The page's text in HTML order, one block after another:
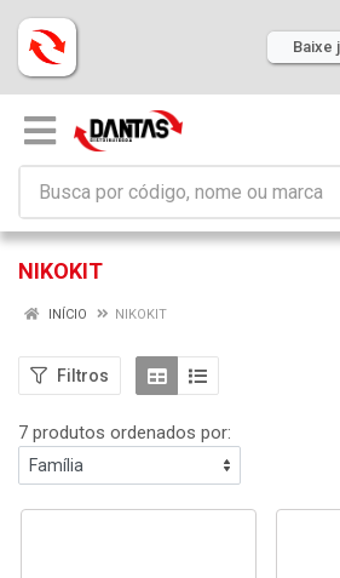
Baixe
NIKOKIT
INÍCIO NIKOKIT
Filtros
7 produtos ordenados por: